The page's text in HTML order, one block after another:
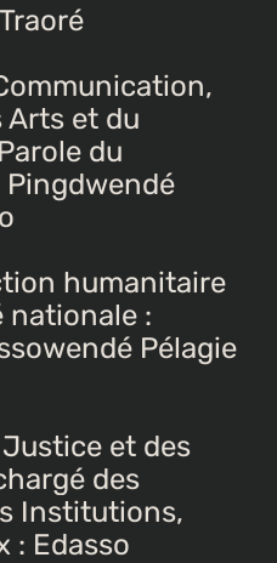
Arts et du
du
humanitaire
nationale :
Pélagie
et des
des
Institutions,
: Edasso